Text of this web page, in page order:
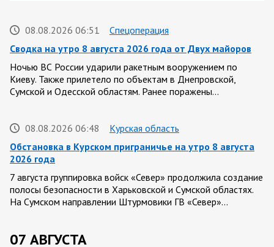
08.08.2026 06:51
Спецоперация
Сводка на утро 8 августа 2026 года от Двух майоров
Ночью ВС России ударили ракетным вооружением по
Киеву. Также прилетело по объектам в Днепровской,
Сумской и Одесской областям. Ранее поражены…
08.08.2026 06:48
Курская область
Обстановка в Курском приграничье на утро 8 августа
2026 года
7 августа группировка войск «Север» продолжила создание
полосы безопасности в Харьковской и Сумской областях.
На Сумском направлении Штурмовики ГВ «Север»…
07 АВГУСТА